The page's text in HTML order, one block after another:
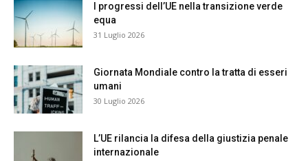
I progressi dell’UE nella transizione verde
equa
31 Luglio 2026
Giornata Mondiale contro la tratta di esseri
umani
30 Luglio 2026
L’UE rilancia la difesa della giustizia penale
internazionale